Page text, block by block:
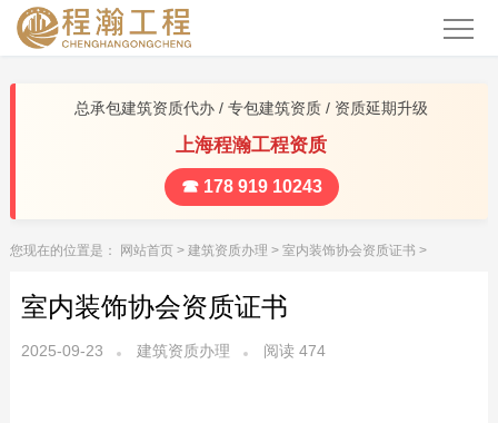
总承包建筑资质代办 / 专包建筑资质 / 资质延期升级
上海程瀚工程资质
☎ 178 919 10243
您现在的位置是： 网站首页> 建筑资质办理 > 室内装饰协会资质证书 >
室内装饰协会资质证书
2025-09-23 建筑资质办理 阅读 474